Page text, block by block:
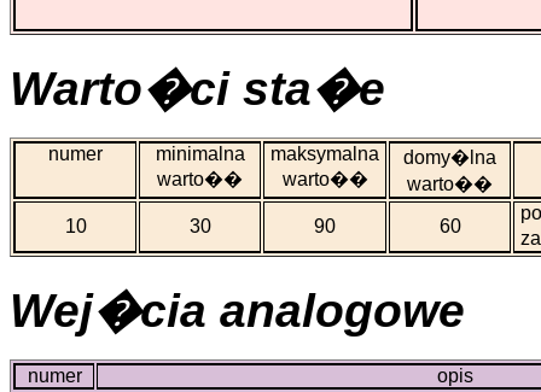
Warto�ci sta�e
numer
minimalna
warto��
maksymalna
warto��
domy�lna
warto��
10 30 90 60
Wej�cia analogowe
numer opis